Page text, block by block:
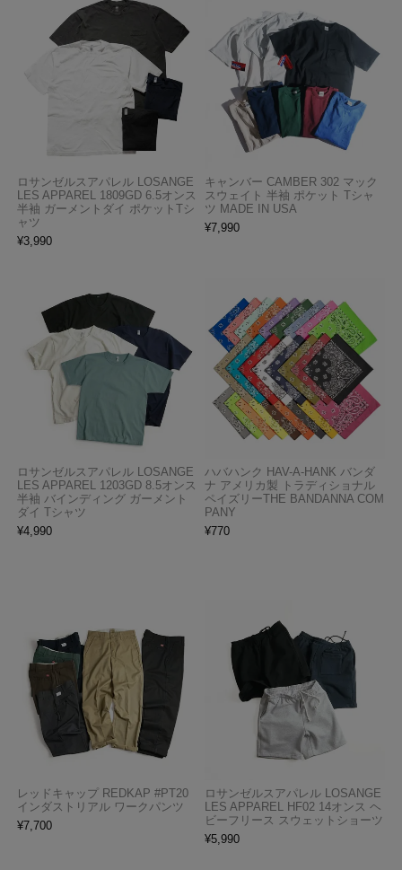
ロサンゼルスアパレル LOSANGE
LES APPAREL 1809GD 6.5オンス
半袖 ガーメントダイ ポケットTシ
ャツ
¥3,990
キャンバー CAMBER 302 マック
スウェイト 半袖 ポケット Tシャ
ツ MADE IN USA
¥7,990
ロサンゼルスアパレル LOSANGE
LES APPAREL 1203GD 8.5オンス
半袖 バインディング ガーメント
ダイ Tシャツ
¥4,990
ハバハンク HAV-A-HANK バンダ
ナ アメリカ製 トラディショナル
ペイズリーTHE BANDANNA COM
PANY
¥770
レッドキャップ REDKAP #PT20
インダストリアル ワークパンツ
¥7,700
ロサンゼルスアパレル LOSANGE
LES APPAREL HF02 14オンス ヘ
ビーフリース スウェットショーツ
¥5,990